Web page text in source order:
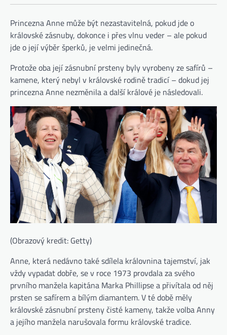
Princezna Anne může být nezastavitelná, pokud jde o
královské zásnuby, dokonce i přes vlnu veder – ale pokud
jde o její výběr šperků, je velmi jedinečná.
Protože oba její zásnubní prsteny byly vyrobeny ze safírů –
kamene, který nebyl v královské rodině tradicí – dokud jej
princezna Anne nezměnila a další králové je následovali.
(Obrazový kredit: Getty)
Anne, která nedávno také sdílela královnina tajemství, jak
vždy vypadat dobře, se v roce 1973 provdala za svého
prvního manžela kapitána Marka Phillipse a přivítala od něj
prsten se safírem a bílým diamantem. V té době měly
královské zásnubní prsteny čisté kameny, takže volba Anny
a jejího manžela narušovala formu královské tradice.